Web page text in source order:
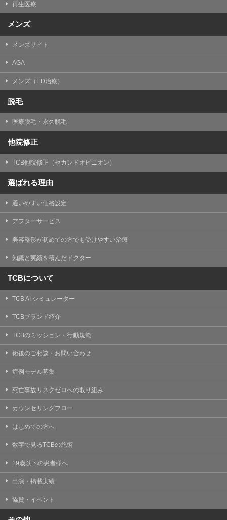
再生医療
メンズ
メンズサイト
AGA
メンズ（ED治療）
脱毛
医療脱毛・永久脱毛
他院修正
TCB他院修正（セカンドオピニオン）
選ばれる理由
通いやすい価格設定
アフターサービス
美容整形が初めての方でも受けやすい治療
知識と実績を積んだドクター
TCBについて
TCB AI シミュレーター
TCBブランド紹介
TCBのミッション・行動規範
術後のご相談・お問い合わせ
症例モデル募集
死亡事故リスクゼロへの取り組み
カウンセリングフロー
はじめての方へ
数字で見るTCBの施術
19歳以下の患者様へ
出演・掲載実績
協賛・イベント